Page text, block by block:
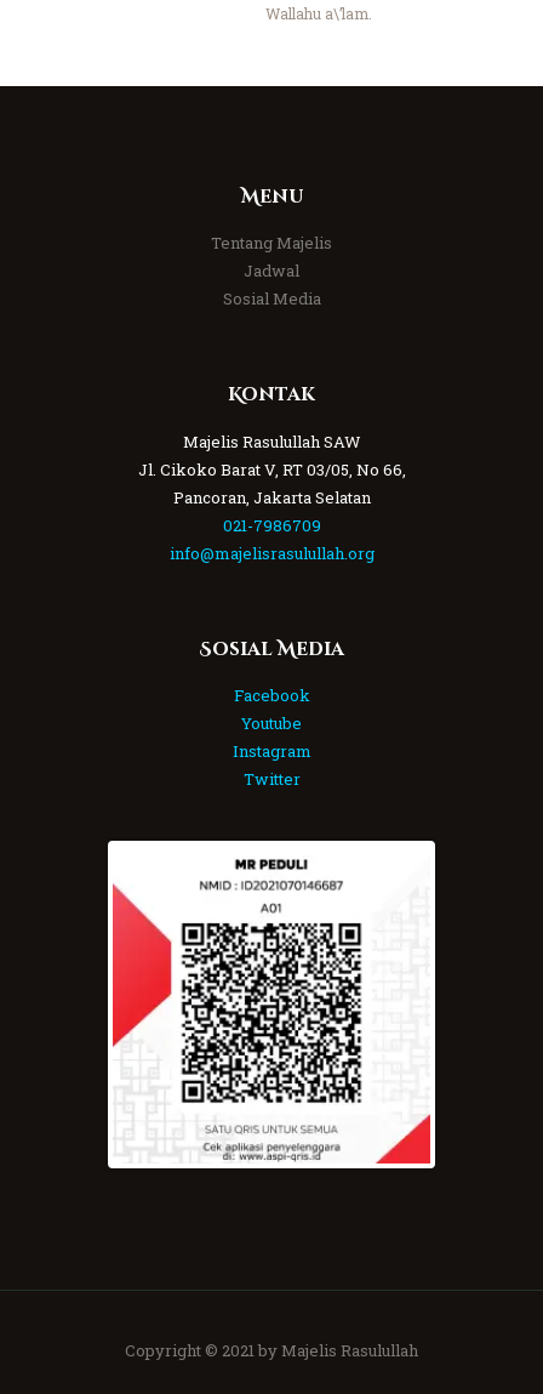
Wallahu a\’lam.
Menu
Tentang Majelis
Jadwal
Sosial Media
Kontak
Majelis Rasulullah SAW
Jl. Cikoko Barat V, RT 03/05, No 66,
Pancoran, Jakarta Selatan
021-7986709
info@majelisrasulullah.org
Sosial Media
Facebook
Youtube
Instagram
Twitter
Copyright © 2021 by Majelis Rasulullah